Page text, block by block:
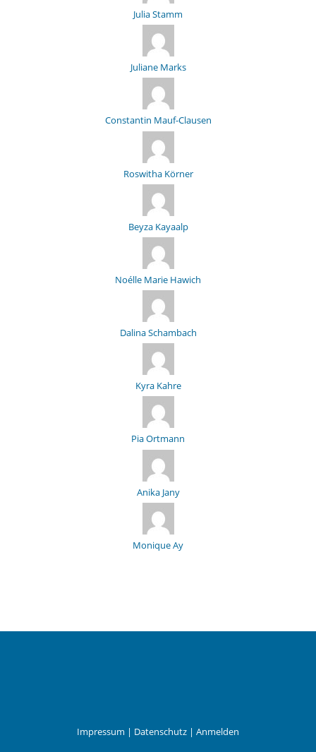
Julia Stamm
Juliane Marks
Constantin Mauf-Clausen
Roswitha Körner
Beyza Kayaalp
Noélle Marie Hawich
Dalina Schambach
Kyra Kahre
Pia Ortmann
Anika Jany
Monique Ay
Impressum | Datenschutz | Anmelden